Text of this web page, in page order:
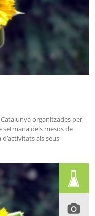
organitzades per
dels mesos de
als seus